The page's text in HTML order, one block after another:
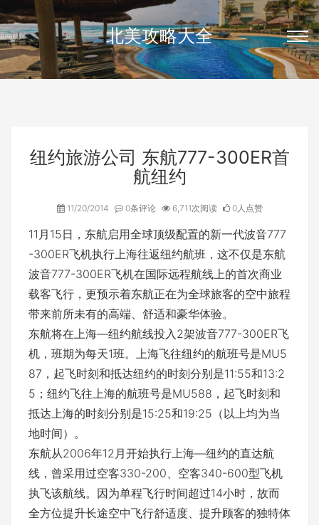
北美攻略大全
纽约旅游公司 东航777-300ER首
航纽约
11/20/2014 0条评论 6,711次阅读 0人点赞
11月15日，东航启用全球顶级配置的新一代波音777
-300ER飞机执行上海往返纽约航班，这不仅是东航
波音777-300ER飞机在国际远程航线上的首次商业
载客飞行，更预示着东航正在为全球旅客的空中旅程
带来前所未有的高端、舒适和豪华体验。
东航将在上海—纽约航线投入2架波音777-300ER飞
机，班期为每天1班。上海飞往纽约的航班号是MU5
87，起飞时刻和抵达纽约的时刻分别是11:55和13:2
5；纽约飞往上海的航班号是MU588，起飞时刻和
抵达上海的时刻分别是15:25和19:25（以上均为当
地时间）。
东航从2006年12月开始执行上海—纽约的直达航
线，曾采用过空客330-200、空客340-600型飞机
执飞该航线。因为单程飞行时间超过14小时，故而
全方位提升长途空中飞行舒适度、提升顾客的独特体